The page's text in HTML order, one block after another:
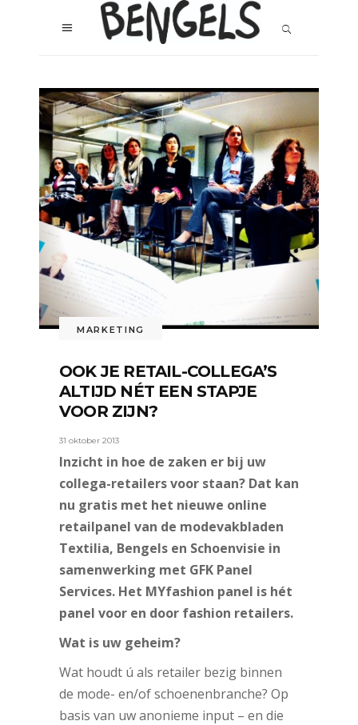
MARKETING
OOK JE RETAIL-COLLEGA’S
ALTIJD NÉT EEN STAPJE
VOOR ZIJN?
31 oktober 2013
Inzicht in hoe de zaken er bij uw
collega-retailers voor staan? Dat kan
nu gratis met het nieuwe online
retailpanel van de modevakbladen
Textilia, Bengels en Schoenvisie in
samenwerking met GFK Panel
Services. Het MYfashion panel is hét
panel voor en door fashion retailers.
Wat is uw geheim?
Wat houdt ú als retailer bezig binnen
de mode- en/of schoenenbranche? Op
basis van uw anonieme input – en die